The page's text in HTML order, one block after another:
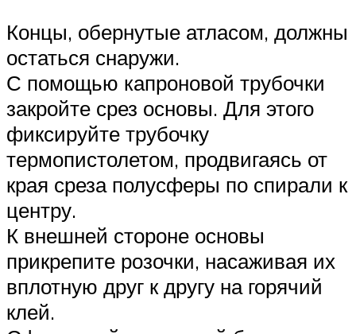
Концы, обернутые атласом, должны
остаться снаружи.
С помощью капроновой трубочки
закройте срез основы. Для этого
фиксируйте трубочку
термопистолетом, продвигаясь от
края среза полусферы по спирали к
центру.
К внешней стороне основы
прикрепите розочки, насаживая их
вплотную друг к другу на горячий
клей.